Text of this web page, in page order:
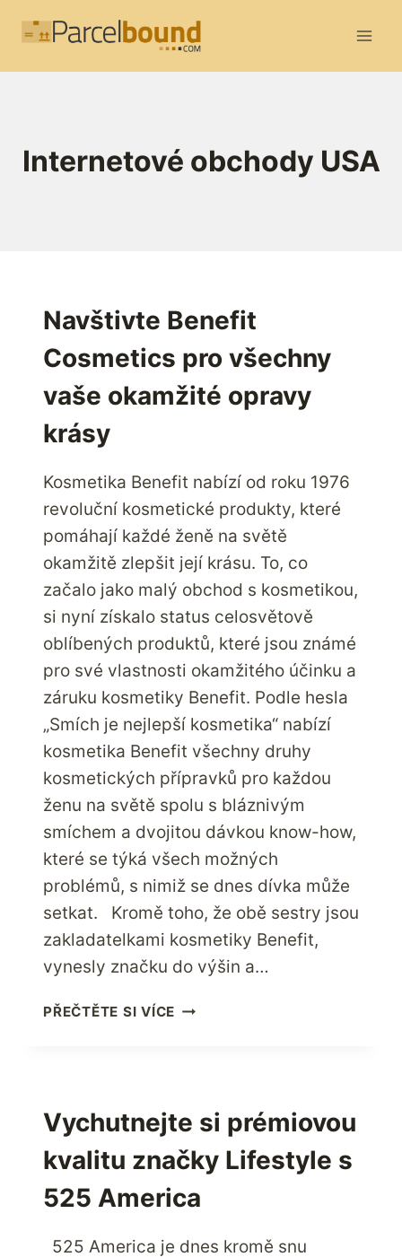
Internetové obchody USA
Navštivte Benefit
Cosmetics pro všechny
vaše okamžité opravy
krásy
Kosmetika Benefit nabízí od roku 1976
revoluční kosmetické produkty, které
pomáhají každé ženě na světě
okamžitě zlepšit její krásu. To, co
začalo jako malý obchod s kosmetikou,
si nyní získalo status celosvětově
oblíbených produktů, které jsou známé
pro své vlastnosti okamžitého účinku a
záruku kosmetiky Benefit. Podle hesla
„Smích je nejlepší kosmetika“ nabízí
kosmetika Benefit všechny druhy
kosmetických přípravků pro každou
ženu na světě spolu s bláznivým
smíchem a dvojitou dávkou know-how,
které se týká všech možných
problémů, s nimiž se dnes dívka může
setkat. Kromě toho, že obě sestry jsou
zakladatelkami kosmetiky Benefit,
vynesly značku do výšin a…
PŘEČTĚTE SI VÍCE NAVŠTIVTE
VAŠE
OKAMŽITÉ
OPRAVY
KRÁSY
Vychutnejte si prémiovou
kvalitu značky Lifestyle s
525 America
525 America je dnes kromě snu